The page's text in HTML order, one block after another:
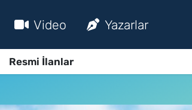
Video Yazarlar
Resmi İlanlar